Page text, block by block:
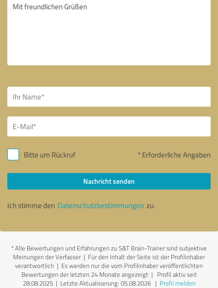
Bitte um Rückruf * Erforderliche Angaben
Nachricht senden
Ich stimme den Datenschutzbestimmungen zu.
*Alle Bewertungen und Erfahrungen zu S&T Brain-Trainer sind subjektive
Meinungen der Verfasser | Für den Inhalt der Seite ist der Profilinhaber
verantwortlich | Es werden nur die vom Profilinhaber veröffentlichten
Bewertungen der letzten 24 Monate angezeigt | Profil aktiv seit
28.08.2025 | Letzte Aktualisierung: 05.08.2026| Profil melden